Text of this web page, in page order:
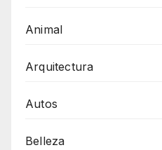
Animal
Arquitectura
Autos
Belleza